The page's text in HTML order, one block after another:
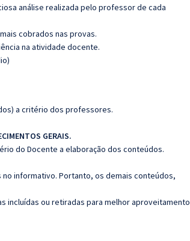
análise realizada pelo professor de cada
cobrados nas provas.
na atividade docente.
a critério dos professores.
GERAIS.
do Docente a elaboração dos conteúdos.
informativo. Portanto, os demais conteúdos,
incluídas ou retiradas para melhor aproveitamento